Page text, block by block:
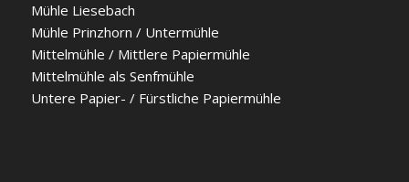
Müh­le Liesebach
Müh­le Prinz­horn / Unter­müh­le
Mit­tel­müh­le / Mitt­le­re Papier­müh­le
Mit­tel­müh­le als Senf­mühle
Unte­re Papier- / Fürst­li­che Papier­müh­le